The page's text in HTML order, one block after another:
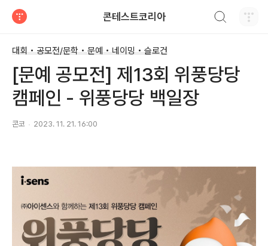
콘테스트코리아
대회 • 공모전/문학 • 문예 • 네이밍 • 슬로건
[문예 공모전] 제13회 위풍당당
캠페인 - 위풍당당 백일장
콘코 2023. 11. 21. 16:00